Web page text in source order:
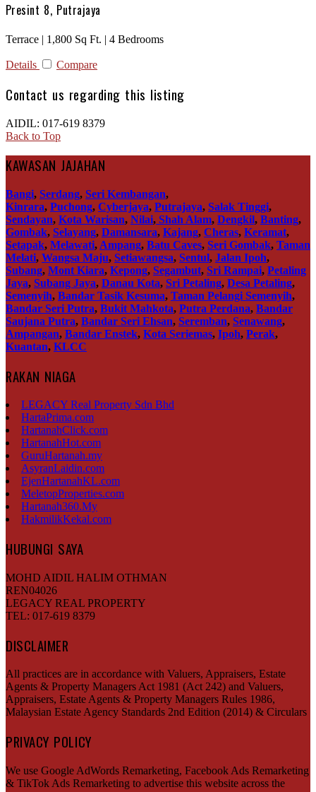
Presint 8, Putrajaya
Terrace | 1,800 Sq Ft. | 4 Bedrooms
Details Compare
Contact us regarding this listing
AIDIL: 017-619 8379
Back to Top
KAWASAN JAJAHAN
Bangi, Serdang, Seri Kembangan,
Kinrara, Puchong, Cyberjaya, Putrajaya, Salak Tinggi,
Sendayan, Kota Warisan, Nilai, Shah Alam, Dengkil, Banting,
Gombak, Selayang, Damansara, Kajang, Cheras, Keramat,
Setapak, Melawati, Ampang, Batu Caves, Seri Gombak, Taman
Melati, Wangsa Maju, Setiawangsa, Sentul, Jalan Ipoh,
Subang, Mont Kiara, Kepong, Segambut, Sri Rampai, Petaling
Jaya, Subang Jaya, Danau Kota, Sri Petaling, Desa Petaling,
Semenyih, Bandar Tasik Kesuma, Taman Pelangi Semenyih,
Bandar Seri Putra, Bukit Mahkota, Putra Perdana, Bandar
Saujana Putra, Bandar Seri Ehsan, Seremban, Senawang,
Ampangan, Bandar Enstek, Kota Seriemas, Ipoh, Perak,
Kuantan, KLCC
RAKAN NIAGA
LEGACY Real Property Sdn Bhd
HartaPrima.com
HartanahClick.com
HartanahHot.com
GuruHartanah.my
AsyranLaidin.com
EjenHartanahKL.com
MeletopProperties.com
Hartanah360.My
HakmilikKekal.com
HUBUNGI SAYA
MOHD AIDIL HALIM OTHMAN
REN04026
LEGACY REAL PROPERTY
TEL: 017-619 8379
DISCLAIMER
All practices are in accordance with Valuers, Appraisers, Estate
Agents & Property Managers Act 1981 (Act 242) and Valuers,
Appraisers, Estate Agents & Property Managers Rules 1986,
Malaysian Estate Agency Standards 2nd Edition (2014) & Circulars
PRIVACY POLICY
We use Google AdWords Remarketing, Facebook Ads Remarketing
& TikTok Ads Remarketing to advertise this website across the